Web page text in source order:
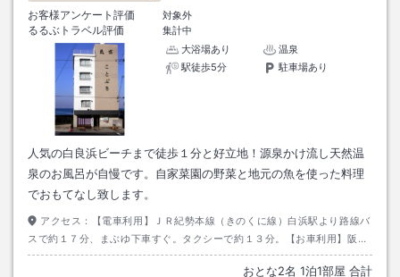
お客様アンケート評価
対象外
るるぶトラベル評価
集計中
大浴場あり
温泉
駅徒歩5分
駐車場あり
人気の白良浜ビーチまで徒歩１分と好立地！源泉かけ流し天然温
泉のお風呂が自慢です。自家菜園の野菜と地元の魚を使った料理
でおもてなし致します。
アクセス：
【電車利用】ＪＲ紀勢本線（きのくに線）白浜駅より路線バ
スで約１７分、まぶゆ下車すぐ。タクシーで約１３分。【お車利用】阪和
自動車道南紀田辺Ｉ．Ｃより国道４２号線で白浜方面へ約１５分。
おとな2名 1泊1部屋 合計